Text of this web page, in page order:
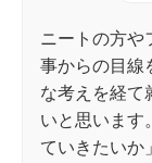
ニートの方や
事からの目線
な考えを経て
いと思います
ていきたいか